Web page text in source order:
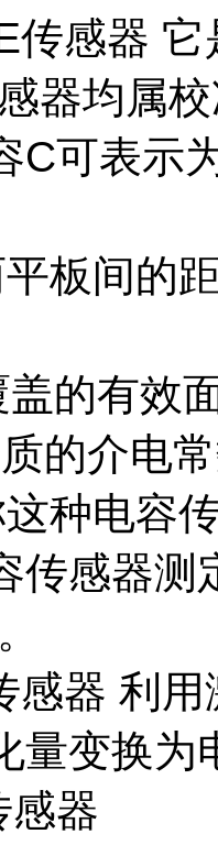
传感器
器均属
C可表示
板间的
的有效
的介电常
种电容
传感器测
感器 利
量变换为
感器